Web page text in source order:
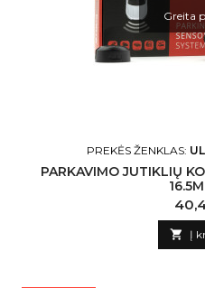
Greita
PREKĖS ŽENKLAS:
PARKAVIMO JUTIKLIŲ
 Į